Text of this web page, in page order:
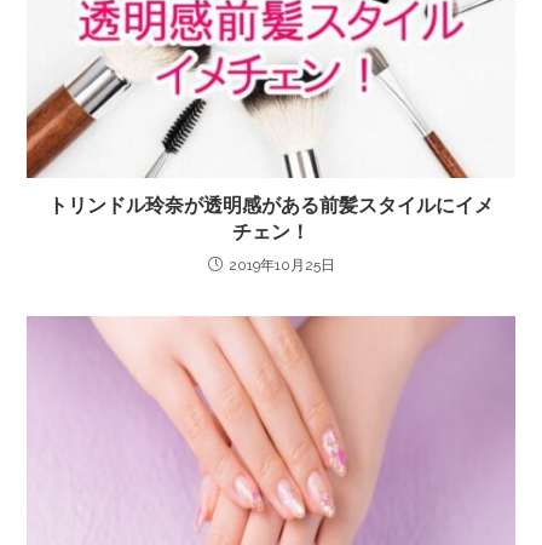
トリンドル玲奈が透明感がある前髪スタイルにイメ
チェン！
2019年10月25日